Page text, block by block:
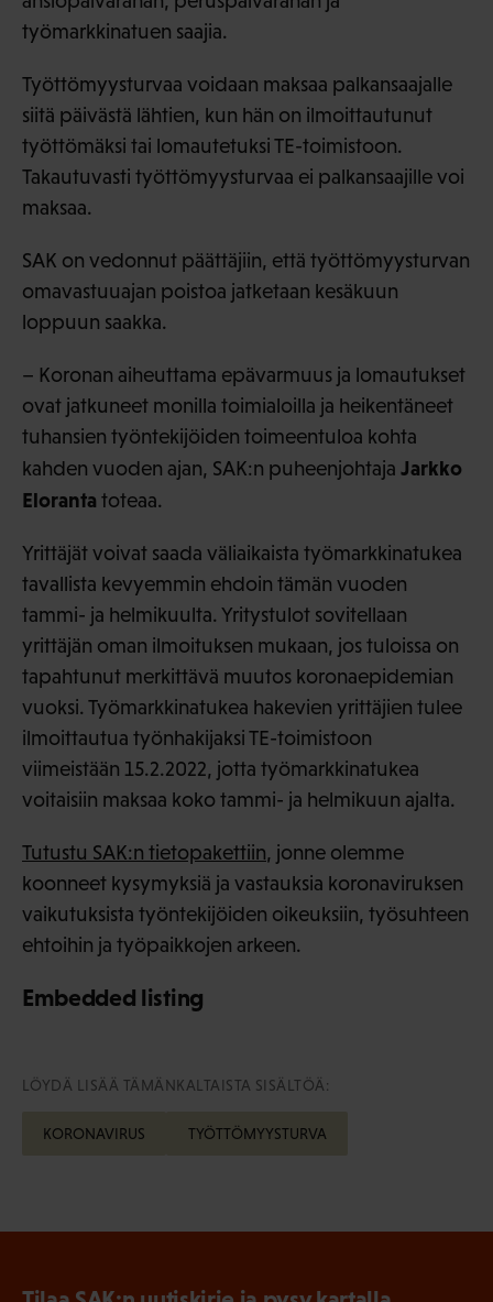
työmarkkinatuen saajia.
Työttömyysturvaa voidaan maksaa palkansaajalle
siitä päivästä lähtien, kun hän on ilmoittautunut
työttömäksi tai lomautetuksi TE-toimistoon.
Takautuvasti työttömyysturvaa ei palkansaajille voi
maksaa.
SAK on vedonnut päättäjiin, että työttömyysturvan
omavastuuajan poistoa jatketaan kesäkuun
loppuun saakka.
– Koronan aiheuttama epävarmuus ja lomautukset
ovat jatkuneet monilla toimialoilla ja heikentäneet
tuhansien työntekijöiden toimeentuloa kohta
kahden vuoden ajan, SAK:n puheenjohtaja Jarkko
Eloranta toteaa.
Yrittäjät voivat saada väliaikaista työmarkkinatukea
tavallista kevyemmin ehdoin tämän vuoden
tammi- ja helmikuulta. Yritystulot sovitellaan
yrittäjän oman ilmoituksen mukaan, jos tuloissa on
tapahtunut merkittävä muutos koronaepidemian
vuoksi. Työmarkkinatukea hakevien yrittäjien tulee
ilmoittautua työnhakijaksi TE-toimistoon
viimeistään 15.2.2022, jotta työmarkkinatukea
voitaisiin maksaa koko tammi- ja helmikuun ajalta.
Tutustu SAK:n tietopakettiin, jonne olemme
koonneet kysymyksiä ja vastauksia koronaviruksen
vaikutuksista työntekijöiden oikeuksiin, työsuhteen
ehtoihin ja työpaikkojen arkeen.
Embedded listing
LÖYDÄ LISÄÄ TÄMÄNKALTAISTA SISÄLTÖÄ:
KORONAVIRUS TYÖTTÖMYYSTURVA